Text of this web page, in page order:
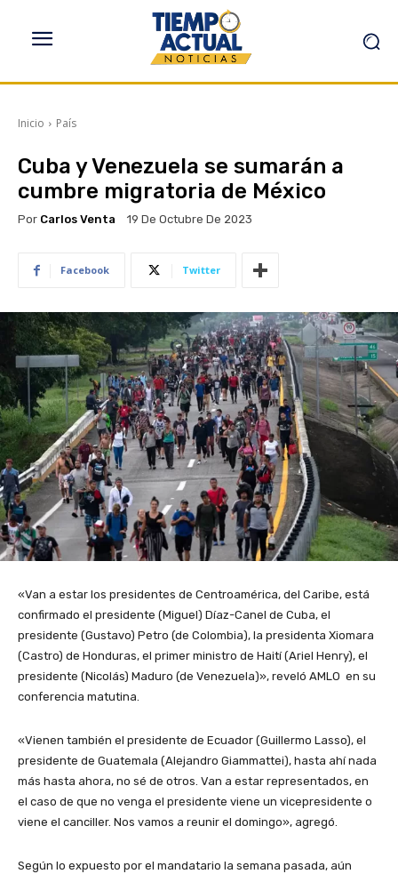
Inicio País
Cuba y Venezuela se sumarán a
cumbre migratoria de México
Por Carlos Venta 19 De Octubre De 2023
Facebook Twitter
«Van a estar los presidentes de Centroamérica, del Caribe, está
confirmado el presidente (Miguel) Díaz-Canel de Cuba, el
presidente (Gustavo) Petro (de Colombia), la presidenta Xiomara
(Castro) de Honduras, el primer ministro de Haití (Ariel Henry), el
presidente (Nicolás) Maduro (de Venezuela)», reveló AMLO en su
conferencia matutina.
«Vienen también el presidente de Ecuador (Guillermo Lasso), el
presidente de Guatemala (Alejandro Giammattei), hasta ahí nada
más hasta ahora, no sé de otros. Van a estar representados, en
el caso de que no venga el presidente viene un vicepresidente o
viene el canciller. Nos vamos a reunir el domingo», agregó.
Según lo expuesto por el mandatario la semana pasada, aún